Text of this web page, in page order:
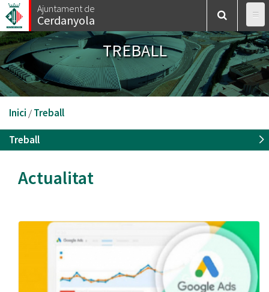
Vés
al
contingut
Ajuntament de
Cerdanyola
TREBALL
Esteu
aquí
Inici /Treball
Treball
Actualitat